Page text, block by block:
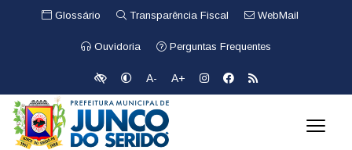
Glossário Transparência Fiscal WebMail
Ouvidoria Perguntas Frequentes
A- A+